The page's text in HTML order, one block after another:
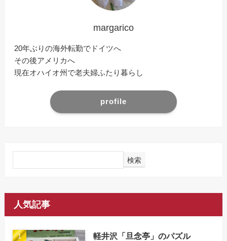
margarico
20年ぶりの海外転勤でドイツへ
その後アメリカへ
現在オハイオ州で老夫婦ふたり暮らし
profile
検索
人気記事
軽井沢「旦念亭」のパズル